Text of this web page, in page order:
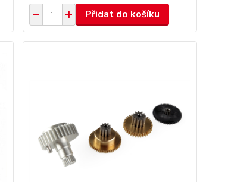
Přidat do košíku